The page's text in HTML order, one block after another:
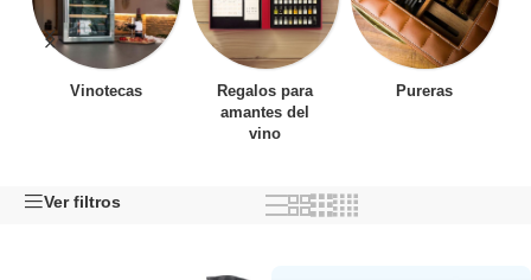
Vinotecas
Regalos para
amantes del
vino
Pureras
Ver filtros